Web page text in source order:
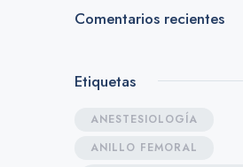
Comentarios recientes
Etiquetas
ANESTESIOLOGÍA
ANILLO FEMORAL